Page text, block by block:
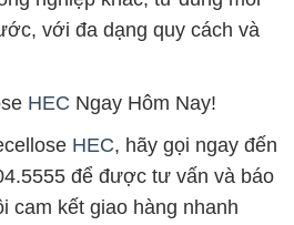
với đa dạng quy cách và
HEC Ngay Hôm Nay!
HEC, hãy gọi ngay đến
để được tư vấn và báo
cam kết giao hàng nhanh